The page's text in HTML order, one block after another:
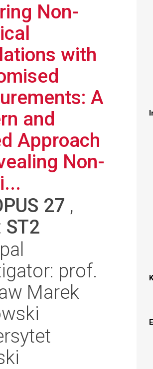
Non-
with
A
and
Approach
Non-
27 ,
ST2
prof.
Marek